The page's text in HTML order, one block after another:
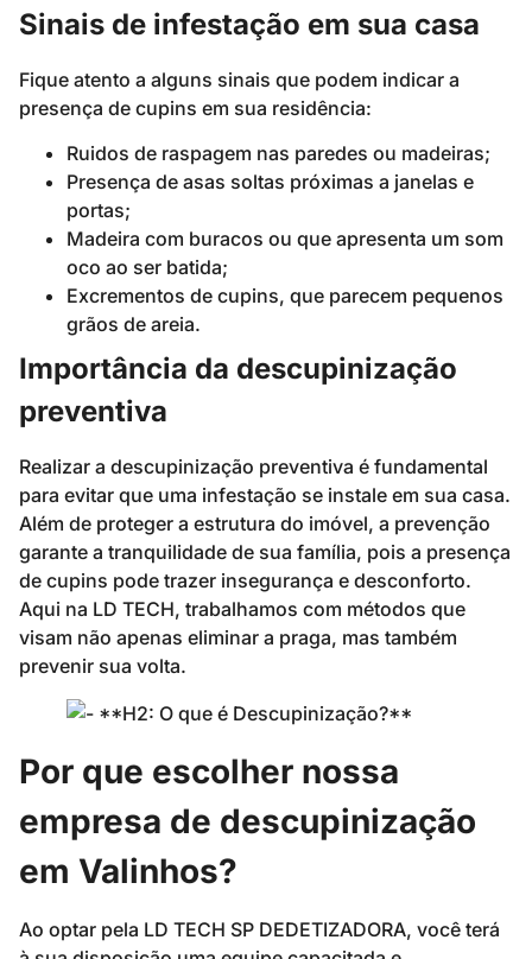
Sinais de infestação em sua casa
Fique atento a alguns sinais que podem indicar a
presença de cupins em sua residência:
Ruidos de raspagem nas paredes ou madeiras;
Presença de asas soltas próximas a janelas e
portas;
Madeira com buracos ou que apresenta um som
oco ao ser batida;
Excrementos de cupins, que parecem pequenos
grãos de areia.
Importância da descupinização
preventiva
Realizar a descupinização preventiva é fundamental
para evitar que uma infestação se instale em sua casa.
Além de proteger a estrutura do imóvel, a prevenção
garante a tranquilidade de sua família, pois a presença
de cupins pode trazer insegurança e desconforto.
Aqui na LD TECH, trabalhamos com métodos que
visam não apenas eliminar a praga, mas também
prevenir sua volta.
Por que escolher nossa
empresa de descupinização
em Valinhos?
Ao optar pela LD TECH SP DEDETIZADORA, você terá